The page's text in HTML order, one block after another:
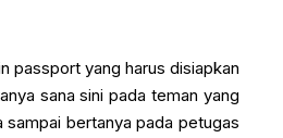
passport yang harus disiapkan
sana sini pada teman yang
sampai bertanya pada petugas